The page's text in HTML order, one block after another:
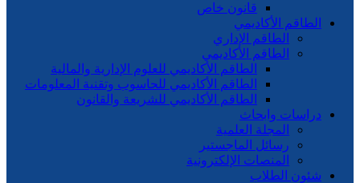
قانون خاص
الأكاديمي
الطاقم الإداري
الطاقم الأكاديمي
الطاقم الأكاديمي للعلوم الإدارية والمالية
الطاقم الأكاديمي للحاسوب وتقنية المعلومات
الطاقم الأكاديمي للشريعة والقانون
وابحاث
المجلة العلمية
رسائل الماجستير
المنصات الإلكترونية
الطلاب